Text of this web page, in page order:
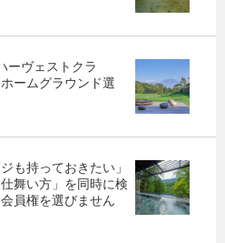
ーヴェストクラ
ームグラウンド選
も持っておきたい」
舞い方」を同時に検
員権を選びません